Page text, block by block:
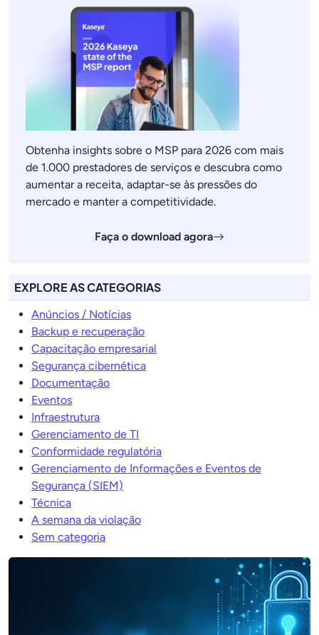
Obtenha insights sobre o MSP para 2026 com mais
de 1.000 prestadores de serviços e descubra como
aumentar a receita, adaptar-se às pressões do
mercado e manter a competitividade.
Faça o download agora
EXPLORE AS CATEGORIAS
Anúncios / Notícias
Backup e recuperação
Capacitação empresarial
Segurança cibernética
Documentação
Eventos
Infraestrutura
Gerenciamento de TI
Conformidade regulatória
Gerenciamento de Informações e Eventos de
Segurança (SIEM)
Técnica
A semana da violação
Sem categoria